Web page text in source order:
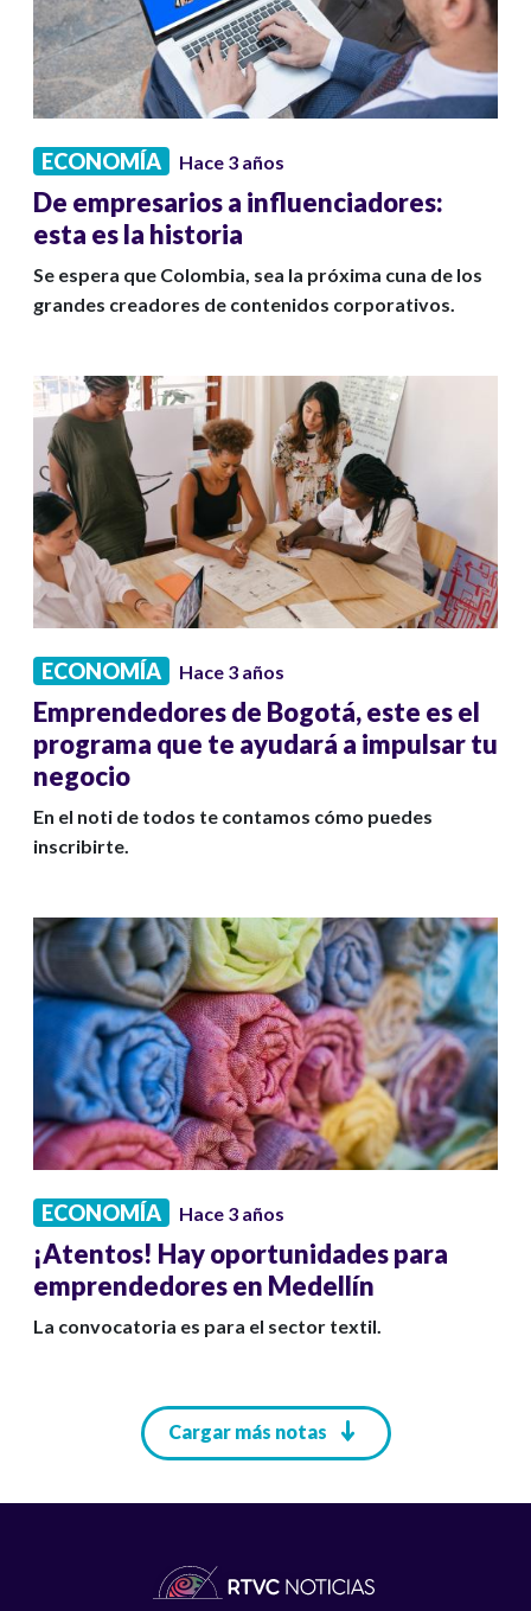
ECONOMÍA Hace 3 años
De empresarios a influenciadores:
esta es la historia
Se espera que Colombia, sea la próxima cuna de los
grandes creadores de contenidos corporativos.
ECONOMÍA Hace 3 años
Emprendedores de Bogotá, este es el
programa que te ayudará a impulsar tu
negocio
En el noti de todos te contamos cómo puedes
inscribirte.
ECONOMÍA Hace 3 años
¡Atentos! Hay oportunidades para
emprendedores en Medellín
La convocatoria es para el sector textil.
Cargar más notas